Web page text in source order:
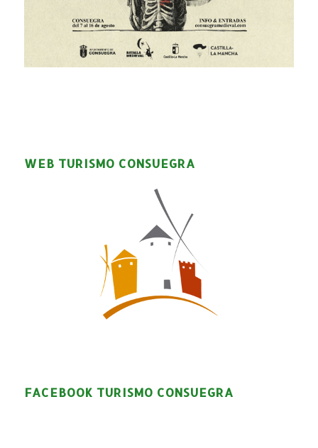
WEB TURISMO CONSUEGRA
FACEBOOK TURISMO CONSUEGRA